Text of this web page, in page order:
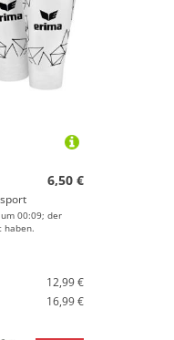
6,50 €
00:09; der
haben.
12,99 €
16,99 €